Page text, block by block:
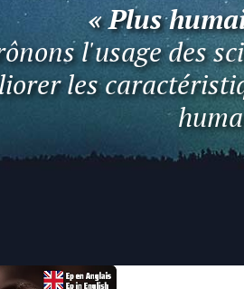
« Plus
l'usage des
les